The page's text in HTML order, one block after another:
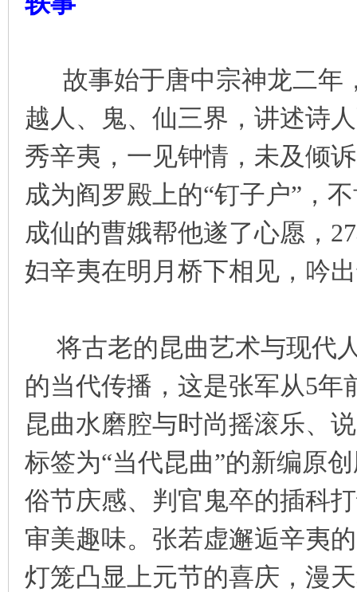
故事始于唐中宗神龙二年
越人、鬼、仙三界，讲述诗
秀辛夷，一见钟情，未及倾
成为阎罗殿上的“钉子户”，
成仙的曹娥帮他遂了心愿，
妇辛夷在明月桥下相见，吟
将古老的昆曲艺术与现代
的当代传播，这是张军从5
昆曲水磨腔与时尚摇滚乐、
标签为“当代昆曲”的新编原
俗节庆感、判官鬼卒的插科
审美趣味。张若虚邂逅辛夷
灯笼凸显上元节的喜庆，漫